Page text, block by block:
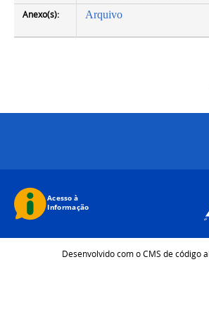
Anexo(s):
Arquivo
Desenvolvido com o CMS de código